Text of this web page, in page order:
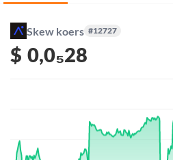
Skew koers #12727
$ 0,0₅28